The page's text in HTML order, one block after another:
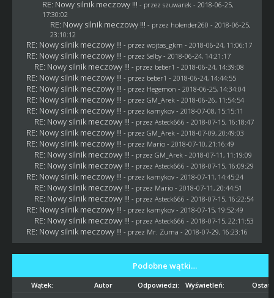
RE: Nowy silnik meczowy !!! - przez szuwarek - 2018-06-25,
17:30:02
RE: Nowy silnik meczowy !!! - przez holender260 - 2018-06-25,
23:10:12
RE: Nowy silnik meczowy !!! - przez wojtas_gkm - 2018-06-24, 11:06:17
RE: Nowy silnik meczowy !!! - przez Selby- 2018-06-24, 14:21:17
RE: Nowy silnik meczowy !!! - przez beber1 - 2018-06-24, 14:39:08
RE: Nowy silnik meczowy !!! - przez beber1 - 2018-06-24, 14:44:55
RE: Nowy silnik meczowy !!! - przez Hegemon - 2018-06-25, 14:34:04
RE: Nowy silnik meczowy !!! - przez GM_Arek - 2018-06-26, 11:54:54
RE: Nowy silnik meczowy !!! - przez kamykov- 2018-07-08, 15:15:11
RE: Nowy silnik meczowy !!! - przez Asteck666 - 2018-07-15, 16:18:47
RE: Nowy silnik meczowy !!! - przez GM_Arek - 2018-07-09, 20:49:03
RE: Nowy silnik meczowy !!! - przez Mario- 2018-07-10, 21:16:49
RE: Nowy silnik meczowy !!! - przez GM_Arek - 2018-07-11, 11:19:09
RE: Nowy silnik meczowy !!! - przez Asteck666 - 2018-07-15, 16:09:29
RE: Nowy silnik meczowy !!! - przez kamykov- 2018-07-11, 14:45:24
RE: Nowy silnik meczowy !!! - przez Mario- 2018-07-11, 20:44:51
RE: Nowy silnik meczowy !!! - przez Asteck666 - 2018-07-15, 16:22:54
RE: Nowy silnik meczowy !!! - przez kamykov- 2018-07-15, 19:52:49
RE: Nowy silnik meczowy !!! - przez Asteck666 - 2018-07-15, 22:11:53
RE: Nowy silnik meczowy !!! - przez Mr. Zuma - 2018-07-29, 16:23:16
Podobne wątki…
Wątek: Autor Odpowiedzi: Wyświetleń: